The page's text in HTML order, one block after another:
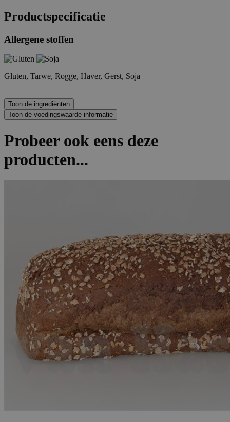
Productspecificatie
Allergene stoffen
Gluten, Tarwe, Rogge, Haver, Gerst, Soja
Probeer ook eens deze
producten...